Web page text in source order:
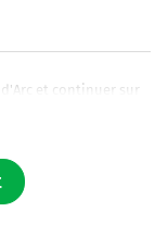
et continuer sur
et continuer sur